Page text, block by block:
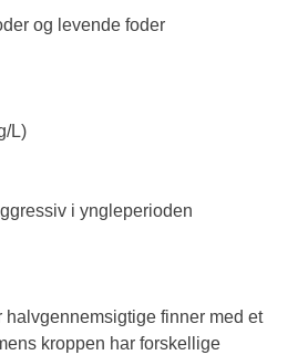
og levende foder
L)
i yngleperioden
halvgennemsigtige finner med et
kroppen har forskellige